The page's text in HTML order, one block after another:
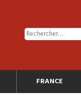
FRANCE